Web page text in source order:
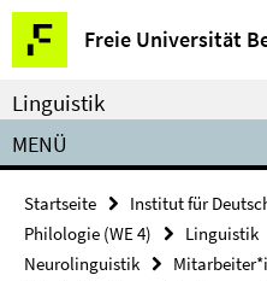
Springe
direkt
zu
Inhalt
Freie Universität
Service-
Navigation
Linguistik
MENÜ
Startseite
Institut für
Philologie (WE 4)
Linguistik
Neurolinguistik